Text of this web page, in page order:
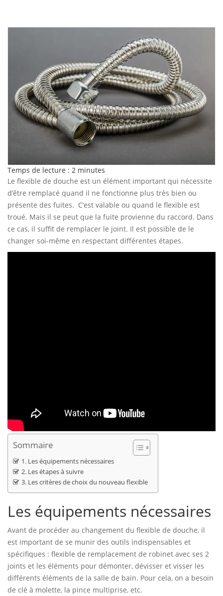
Temps de lecture : 2 minutes
Le flexible de douche est un élément important qui nécessite
d’être remplacé quand il ne fonctionne plus très bien ou
présente des fuites. C’est valable ou quand le flexible est
troué. Mais il se peut que la fuite provienne du raccord. Dans
ce cas, il suffit de remplacer le joint. Il est possible de le
changer soi-même en respectant différentes étapes.
Sommaire
Les équipements nécessaires
Les étapes à suivre
Les critères de choix du nouveau flexible
Les équipements nécessaires
Avant de procéder au changement du flexible de douche, il
est important de se munir des outils indispensables et
spécifiques : flexible de remplacement de robinet avec ses 2
joints et les éléments pour démonter, dévisser et visser les
différents éléments de la salle de bain. Pour cela, on a besoin
de clé à molette, la pince multiprise, etc.